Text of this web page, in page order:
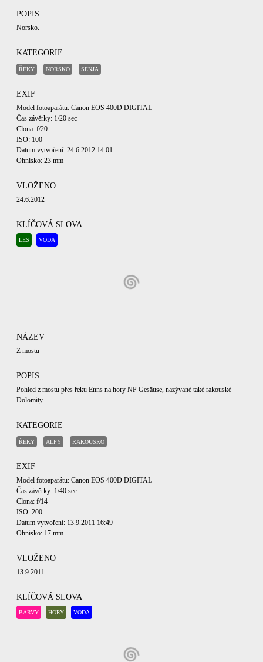
POPIS
Norsko.
KATEGORIE
ŘEKY NORSKO SENJA
EXIF
Model fotoaparátu: Canon EOS 400D DIGITAL
Čas závěrky: 1/20 sec
Clona: f/20
ISO: 100
Datum vytvoření: 24.6.2012 14:01
Ohnisko: 23 mm
VLOŽENO
24.6.2012
KLÍČOVÁ SLOVA
LES VODA
NÁZEV
Z mostu
POPIS
Pohled z mostu přes řeku Enns na hory NP Gesäuse, nazývané také rakouské
Dolomity.
KATEGORIE
ŘEKY ALPY RAKOUSKO
EXIF
Model fotoaparátu: Canon EOS 400D DIGITAL
Čas závěrky: 1/40 sec
Clona: f/14
ISO: 200
Datum vytvoření: 13.9.2011 16:49
Ohnisko: 17 mm
VLOŽENO
13.9.2011
KLÍČOVÁ SLOVA
BARVY HORY VODA